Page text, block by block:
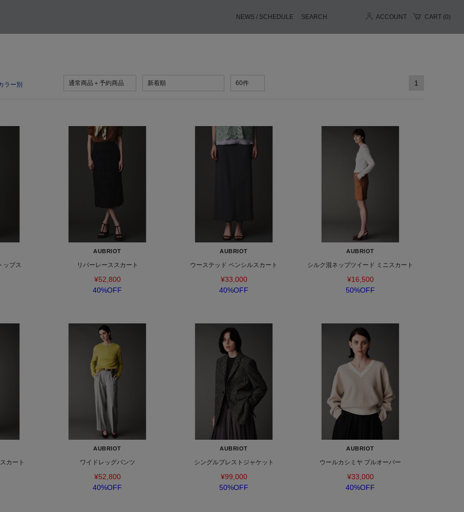
NEWS / SCHEDULE SEARCH ACCOUNT CART (0)
ラー別 通常商品＋予約商品 新着順 60件 1
ップス
AUBRIOT
リバーレーススカート
¥52,800
40%OFF
AUBRIOT
ウーステッド ペンシルスカート
¥33,000
40%OFF
AUBRIOT
シルク混ネップツイード ミニスカート
¥16,500
50%OFF
カート
AUBRIOT
ワイドレッグパンツ
¥52,800
40%OFF
AUBRIOT
シングルブレストジャケット
¥99,000
50%OFF
AUBRIOT
ウールカシミヤ プルオーバー
¥33,000
40%OFF